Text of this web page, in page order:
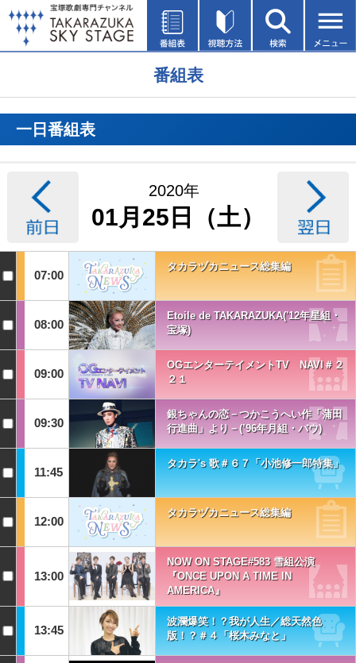
番組表
一日番組表
2020年
01月25日（土）
07:00
タカラヅカニュース総集編
08:00
Etoile de TAKARAZUKA('12年星組・
宝塚)
09:00
OGエンターテイメントTV NAVI＃２
２１
09:30
銀ちゃんの恋－つかこうへい作「蒲田
行進曲」より－(’96年月組・バウ)
11:45
タカラ's 歌＃６７「小池修一郎特集」
12:00
タカラヅカニュース総集編
13:00
NOW ON STAGE#583 雪組公演
『ONCE UPON A TIME IN
AMERICA』
13:45
波瀾爆笑！？我が人生／総天然色
版！？＃４「桜木みなと」